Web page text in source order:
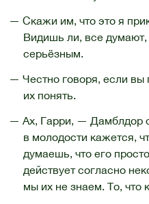
— Скажи им, что это я
Видишь ли, все
серьёзным.
— Честно говоря, если вы
их понять.
— Ах, Гарри, — Дамблдор
в молодости кажется,
думаешь, что его
действует согласно
мы их не знаем. То,